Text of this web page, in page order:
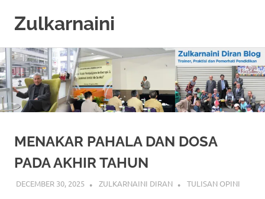
Skip
to
content
Zulkarnaini
Blog
MENAKAR PAHALA DAN DOSA
PADA AKHIR TAHUN
DECEMBER 30, 2025 ZULKARNAINI DIRAN TULISAN OPINI